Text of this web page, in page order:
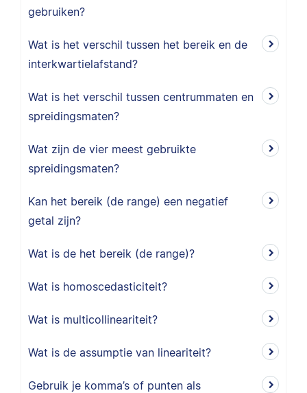
gebruiken?
Wat is het verschil tussen het bereik en de
interkwartielafstand?
Wat is het verschil tussen centrummaten en
spreidingsmaten?
Wat zijn de vier meest gebruikte
spreidingsmaten?
Kan het bereik (de range) een negatief
getal zijn?
Wat is de het bereik (de range)?
Wat is homoscedasticiteit?
Wat is multicollineariteit?
Wat is de assumptie van lineariteit?
Gebruik je komma’s of punten als